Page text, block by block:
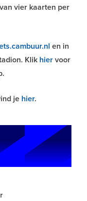
vier kaarten per
en in
Klik hiervoor
je hier.